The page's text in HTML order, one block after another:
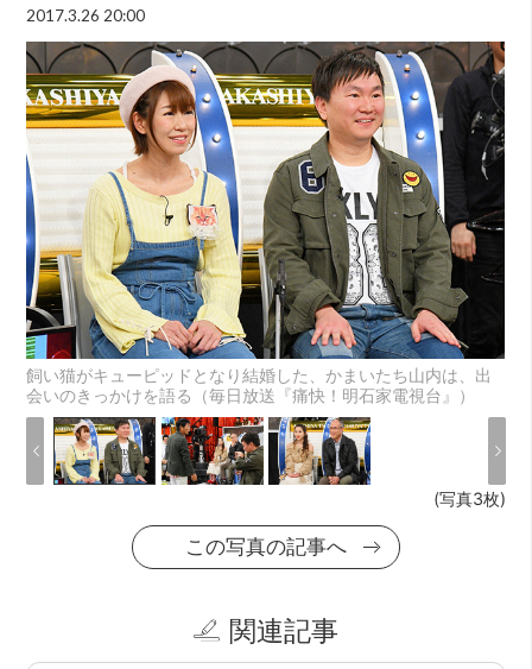
2017.3.26 20:00
飼い猫がキューピッドとなり結婚した、かまいたち山内は、出
会いのきっかけを語る（毎日放送『痛快！明石家電視台』）
(写真3枚)
この写真の記事へ
関連記事